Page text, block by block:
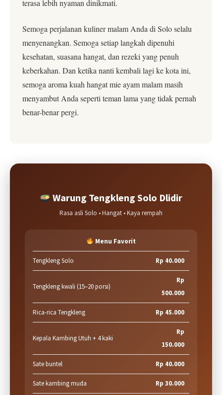
terasa lebih nyaman dinikmati.
Semoga perjalanan kuliner malam Anda di Solo selalu
menyenangkan. Semoga setiap langkah dipenuhi
kesehatan, suasana hangat, dan rezeki yang penuh
keberkahan. Dan ketika nanti kembali lagi ke kota ini,
semoga aroma kuah hangat mie ayam malam masih
menyambut Anda seperti teman lama yang tidak pernah
benar-benar pergi.
Warung Tengkleng Solo Dlidir
Rasa asli Solo • Hangat • Kaya rempah
Menu Favorit
Tengkleng Solo Rp 40.000
Tengkleng kwali (15–20 porsi)
Rp
500.000
Rica-rica Tengkleng Rp 45.000
Kepala Kambing Utuh + 4 kaki
Rp
150.000
Sate buntel Rp 40.000
Sate kambing muda Rp 30.000